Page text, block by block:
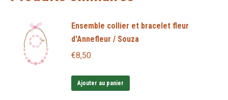
Ensemble collier et bracelet fleur
d'Annefleur / Souza
€8,50
Ajouter au panier